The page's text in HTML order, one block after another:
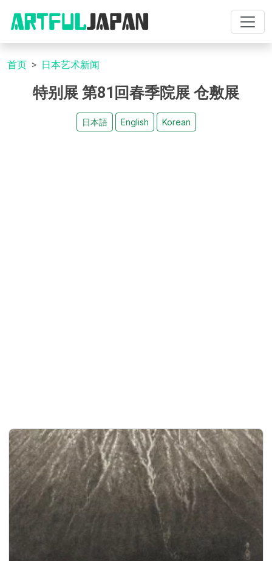
首页 日本艺术新闻
特别展 第81回春季院展 仓敷展
日本語 English Korean